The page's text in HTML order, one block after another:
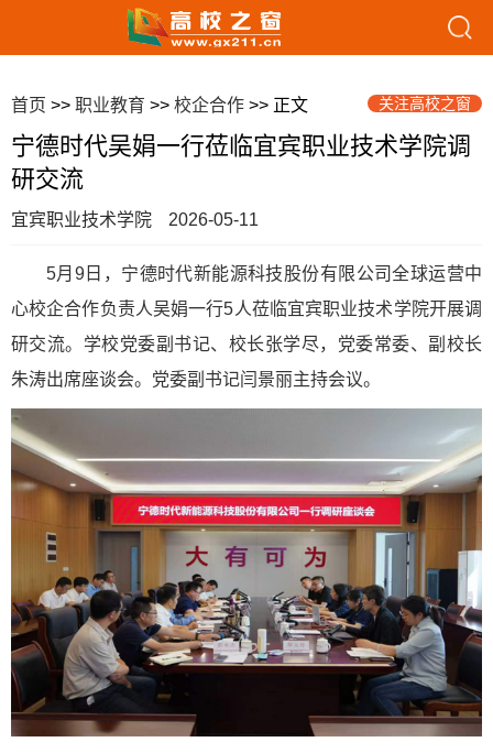
首页 >> 职业教育 >> 校企合作 >> 正文 关注高校之窗
宁德时代吴娟一行莅临宜宾职业技术学院调
研交流
宜宾职业技术学院 2026-05-11
5月9日，宁德时代新能源科技股份有限公司全球运营中
心校企合作负责人吴娟一行5人莅临宜宾职业技术学院开展调
研交流。学校党委副书记、校长张学尽，党委常委、副校长
朱涛出席座谈会。党委副书记闫景丽主持会议。